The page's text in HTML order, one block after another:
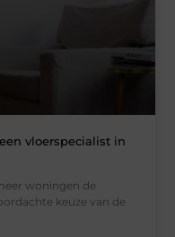
vloerspecialist in
woningen de
keuze van de